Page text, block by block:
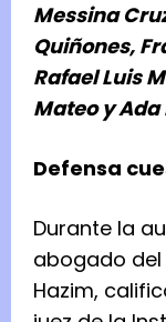
Messina
Quiñones,
Rafael Luis
Mateo y
Defensa
Durante la
abogado
Hazim,